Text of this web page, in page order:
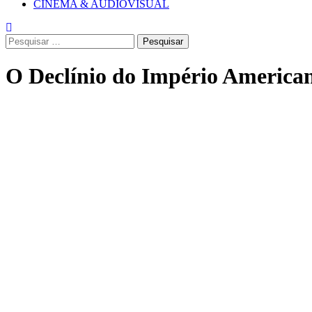
CINEMA & AUDIOVISUAL
Pesquisar
por:
O Declínio do Império